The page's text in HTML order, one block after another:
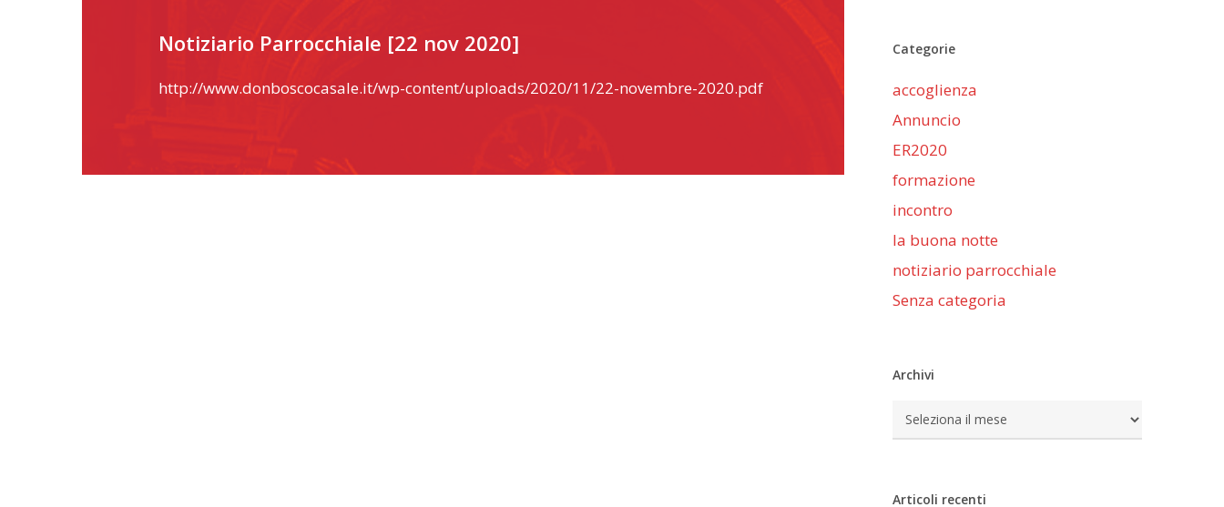
Notiziario Parrocchiale [22 nov 2020]
http://www.donboscocasale.it/wp-content/uploads/2020/11/22-novembre-2020.pdf
Categorie
accoglienza
Annuncio
ER2020
formazione
incontro
la buona notte
notiziario parrocchiale
Senza categoria
Archivi
Archivi
Articoli recenti